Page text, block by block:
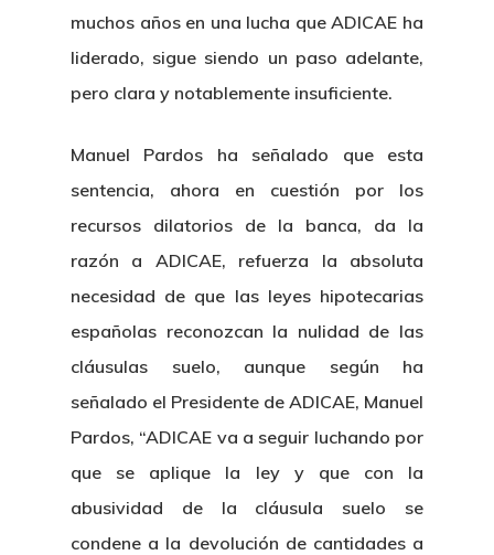
muchos años en una lucha que ADICAE ha
liderado, sigue siendo un paso adelante,
pero clara y notablemente insuficiente.
Manuel Pardos ha señalado que esta
sentencia, ahora en cuestión por los
recursos dilatorios de la banca, da la
razón a ADICAE, refuerza la absoluta
necesidad de que las leyes hipotecarias
españolas reconozcan la nulidad de las
cláusulas suelo, aunque según ha
señalado el Presidente de ADICAE, Manuel
Pardos, “ADICAE va a seguir luchando por
que se aplique la ley y que con la
abusividad de la cláusula suelo se
condene a la devolución de cantidades a